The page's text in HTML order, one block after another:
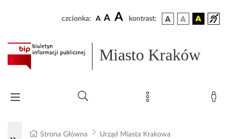
czcionka: A A A kontrast:
Miasto Kraków
Strona Główna
Urząd Miasta Krakowa